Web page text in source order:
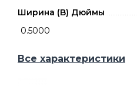
Ширина (B) Дюймы
0.5000
Все характеристики